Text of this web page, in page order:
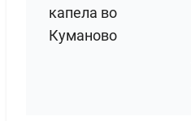
капела во
Куманово